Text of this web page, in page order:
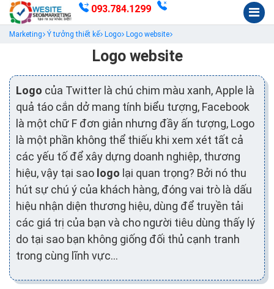
093.784.1299
Marketing Ý tưởng thiết kế Logo Logo website
Logo website
Logo của Twitter là chú chim màu xanh, Apple là
quả táo cắn dở mang tính biểu tượng, Facebook
là một chữ F đơn giản nhưng đầy ấn tượng, Logo
là một phần không thể thiếu khi xem xét tất cả
các yếu tố để xây dựng doanh nghiệp, thương
hiệu, vậy tại sao logo lại quan trọng? Bởi nó thu
hút sự chú ý của khách hàng, đóng vai trò là dấu
hiệu nhận diện thương hiệu, dùng để truyền tải
các giá trị của bạn và cho người tiêu dùng thấy lý
do tại sao bạn không giống đối thủ cạnh tranh
trong cùng lĩnh vực...